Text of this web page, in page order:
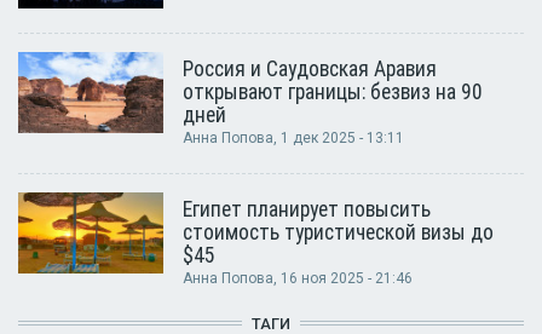
Россия и Саудовская Аравия
открывают границы: безвиз на 90
дней
Анна Попова, 1 дек 2025 - 13:11
Египет планирует повысить
стоимость туристической визы до
$45
Анна Попова, 16 ноя 2025 - 21:46
ТАГИ